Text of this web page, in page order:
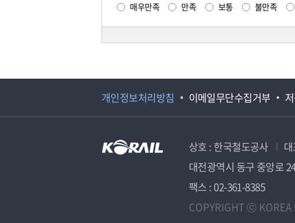
매우만족 만족 보통 불만족
개인정보처리방침 이메일무단수집거부
상호 : 한국철도공사
대전광역시 동구 중앙로
팩스 : 02-361-8385
COPYRIGHT ⓒ KOREA